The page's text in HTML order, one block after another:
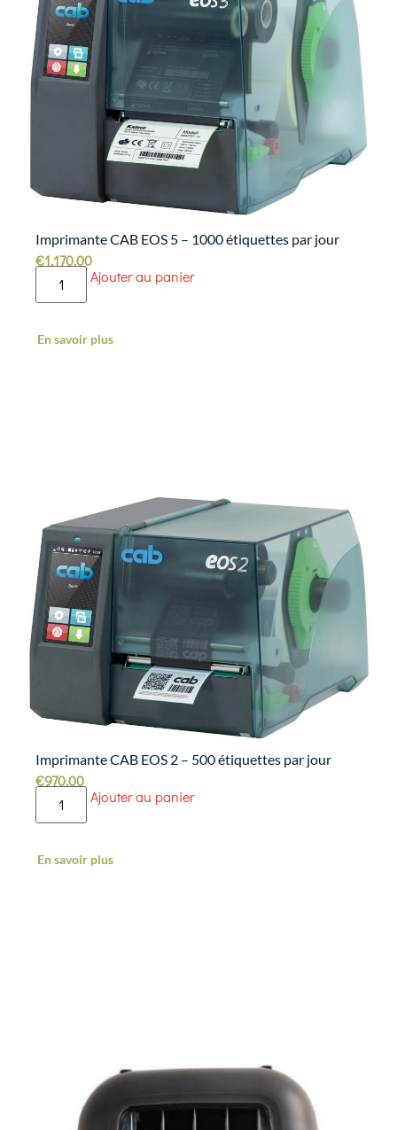
Imprimante CAB EOS 5 – 1000 étiquettes par jour
€1,170.00
Ajouter au panier
En savoir plus
Imprimante CAB EOS 2 – 500 étiquettes par jour
€970.00
Ajouter au panier
En savoir plus